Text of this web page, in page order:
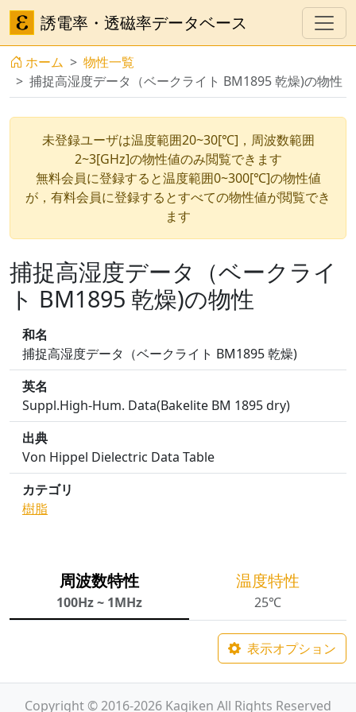
誘電率・透磁率データベース
ホーム
物性一覧
捕捉高湿度データ（ベークライト BM1895 乾燥)の物性
未登録ユーザは温度範囲20~30[℃]，周波数範囲
2~3[GHz]の物性値のみ閲覧できます
無料会員に登録すると温度範囲0~300[℃]の物性値
が，有料会員に登録するとすべての物性値が閲覧でき
ます
捕捉高湿度データ（ベークライ
ト BM1895 乾燥)の物性
和名
捕捉高湿度データ（ベークライト BM1895 乾燥)
英名
Suppl.High-Hum. Data(Bakelite BM 1895 dry)
出典
Von Hippel Dielectric Data Table
カテゴリ
樹脂
周波数特性
100Hz ~ 1MHz
温度特性
25℃
表示オプション
Copyright © 2016-2026 Kagiken All Rights Reserved